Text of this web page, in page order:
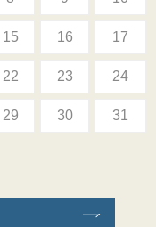
15 16 17
22 23 24
29 30 31